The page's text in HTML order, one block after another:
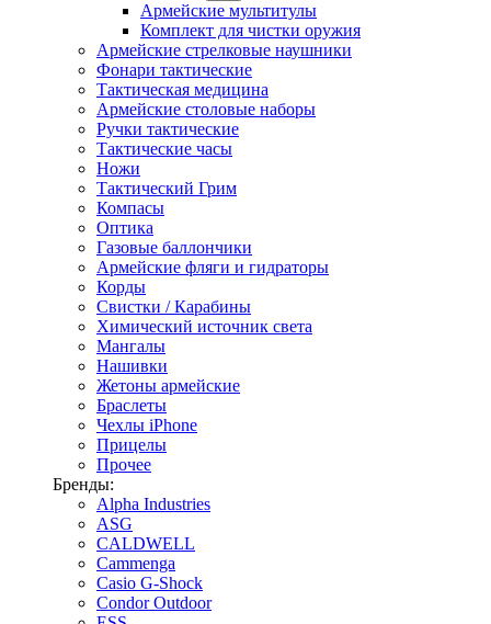
Армейские мультитулы
Комплект для чистки оружия
Армейские стрелковые наушники
Фонари тактические
Тактическая медицина
Армейские столовые наборы
Ручки тактические
Тактические часы
Ножи
Тактический Грим
Компасы
Оптика
Газовые баллончики
Армейские фляги и гидраторы
Корды
Свистки / Карабины
Химический источник света
Мангалы
Нашивки
Жетоны армейские
Браслеты
Чехлы iPhone
Прицелы
Прочее
Бренды:
Alpha Industries
ASG
CALDWELL
Cammenga
Casio G-Shock
Condor Outdoor